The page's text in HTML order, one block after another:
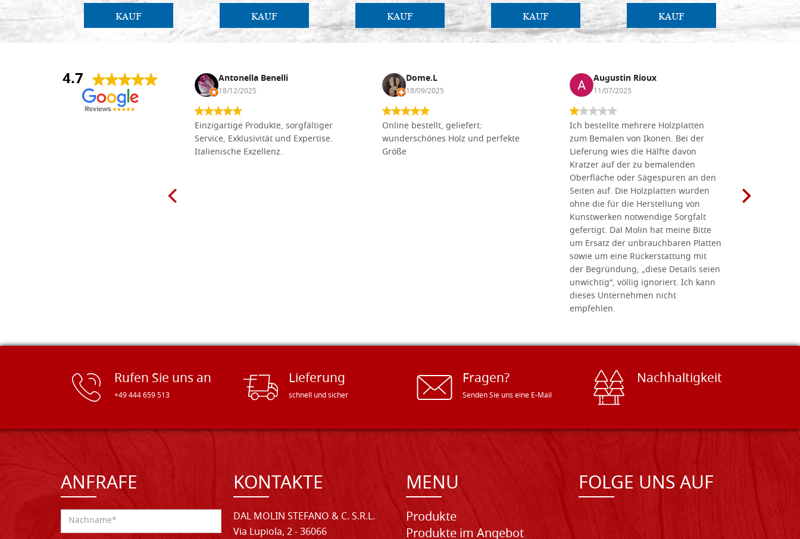
KAUF KAUF KAUF KAUF KAUF
4.7
Anna Maria Negri Antonella Benelli
18/12/2025
Einzigartige Produkte, sorgfältiger
Service, Exklusivität und Expertise.
Italienische Exzellenz.
Dome.L
18/09/2025
Online bestellt, geliefert:
wunderschönes Holz und perfekte
Größe
Augustin Rioux
11/07/2025
Ich bestellte mehrere Holzplatten
zum Bemalen von Ikonen. Bei der
Lieferung wies die Hälfte davon
Kratzer auf der zu bemalenden
Oberfläche oder Sägespuren an den
Seiten auf. Die Holzplatten wurden
ohne die für die Herstellung von
Kunstwerken notwendige Sorgfalt
gefertigt. Dal Molin hat meine Bitte
um Ersatz der unbrauchbaren Platten
sowie um eine Rückerstattung mit
der Begründung, „diese Details seien
unwichtig“, völlig ignoriert. Ich kann
dieses Unternehmen nicht
empfehlen.
Rufen Sie uns an
+49 444 659 513
Lieferung
schnell und sicher
Fragen?
Senden Sie uns eine E-Mail
Nachhaltigkeit
ANFRAFE KONTAKTE
DAL MOLIN STEFANO & C. S.R.L.
Via Lupiola, 2 - 36066
MENU
Produkte
Produkte im Angebot
FOLGE UNS AUF